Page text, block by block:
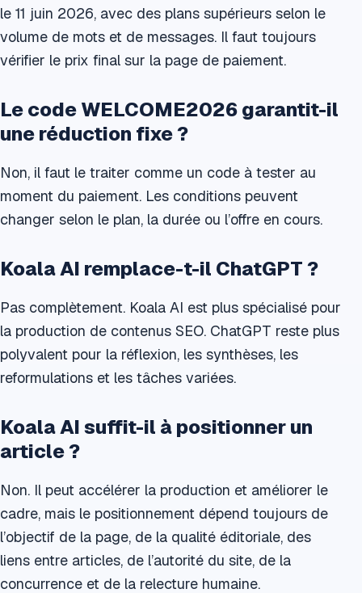
le 11 juin 2026, avec des plans supérieurs selon le
volume de mots et de messages. Il faut toujours
vérifier le prix final sur la page de paiement.
Le code WELCOME2026 garantit-il
une réduction fixe ?
Non, il faut le traiter comme un code à tester au
moment du paiement. Les conditions peuvent
changer selon le plan, la durée ou l’offre en cours.
Koala AI remplace-t-il ChatGPT ?
Pas complètement. Koala AI est plus spécialisé pour
la production de contenus SEO. ChatGPT reste plus
polyvalent pour la réflexion, les synthèses, les
reformulations et les tâches variées.
Koala AI suffit-il à positionner un
article ?
Non. Il peut accélérer la production et améliorer le
cadre, mais le positionnement dépend toujours de
l’objectif de la page, de la qualité éditoriale, des
liens entre articles, de l’autorité du site, de la
concurrence et de la relecture humaine.